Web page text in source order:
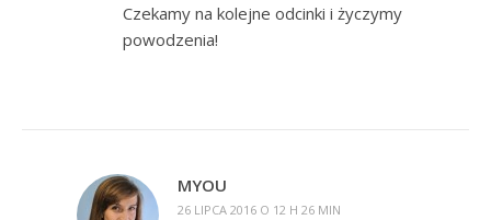
Czekamy na kolejne odcinki i życzymy
powodzenia!
MYOU
26 LIPCA 2016 O 12 H 26 MIN